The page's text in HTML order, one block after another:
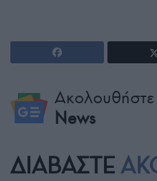
News
ΔΙΑΒΑΣΤΕ